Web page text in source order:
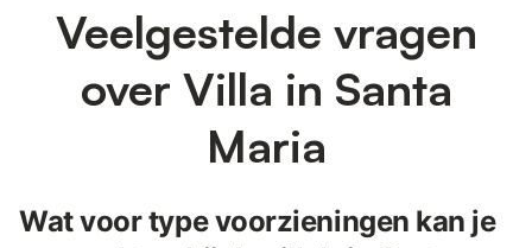
Veelgestelde vragen
over Villa in Santa
Maria
Wat voor type voorzieningen kan je